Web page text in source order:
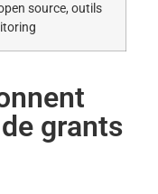
source, outils
grants